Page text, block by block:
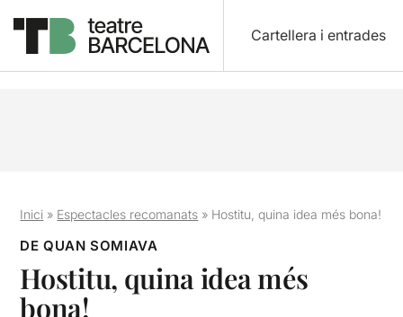
Cartellera i entrades
Inici » Espectacles recomanats » Hostitu, quina idea més bona!
DE QUAN SOMIAVA
Hostitu, quina idea més
bona!